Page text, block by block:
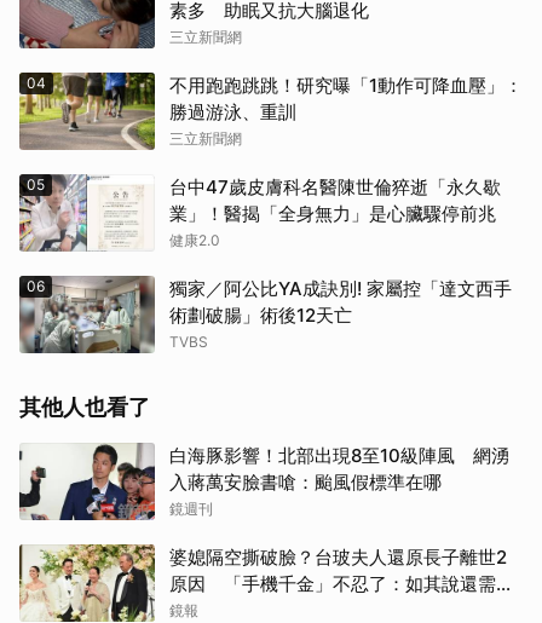
素多 助眠又抗大腦退化
三立新聞網
04
不用跑跑跳跳！研究曝「1動作可降血壓」：
勝過游泳、重訓
三立新聞網
05
台中47歲皮膚科名醫陳世倫猝逝「永久歇
業」！醫揭「全身無力」是心臟驟停前兆
健康2.0
06
獨家／阿公比YA成訣別! 家屬控「達文西手
術劃破腸」術後12天亡
TVBS
其他人也看了
白海豚影響！北部出現8至10級陣風 網湧
入蔣萬安臉書嗆：颱風假標準在哪
鏡週刊
婆媳隔空撕破臉？台玻夫人還原長子離世2
原因 「手機千金」不忍了：如其說還需要
離開嗎？
鏡報
取消